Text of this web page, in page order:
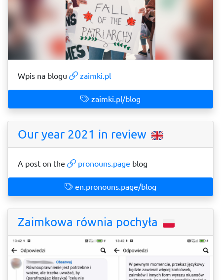
Wpis na blogu zaimki.pl
zaimki.pl/blog
Our year 2021 in review
A post on the pronouns.page blog
en.pronouns.page/blog
Zaimkowa równia pochyła